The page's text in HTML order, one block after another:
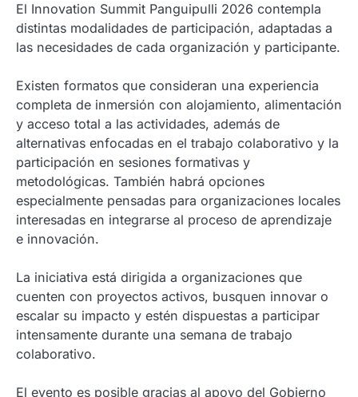
El Innovation Summit Panguipulli 2026 contempla
distintas modalidades de participación, adaptadas a
las necesidades de cada organización y participante.
Existen formatos que consideran una experiencia
completa de inmersión con alojamiento, alimentación
y acceso total a las actividades, además de
alternativas enfocadas en el trabajo colaborativo y la
participación en sesiones formativas y
metodológicas. También habrá opciones
especialmente pensadas para organizaciones locales
interesadas en integrarse al proceso de aprendizaje
e innovación.
La iniciativa está dirigida a organizaciones que
cuenten con proyectos activos, busquen innovar o
escalar su impacto y estén dispuestas a participar
intensamente durante una semana de trabajo
colaborativo.
El evento es posible gracias al apoyo del Gobierno